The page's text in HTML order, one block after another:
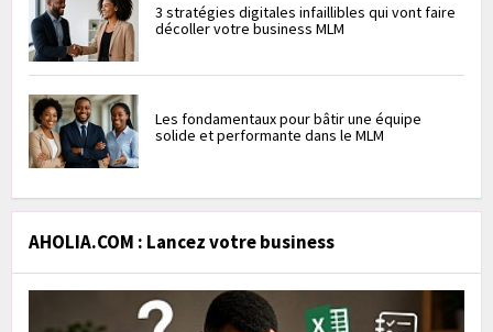
3 stratégies digitales infaillibles qui vont faire
décoller votre business MLM
Les fondamentaux pour bâtir une équipe
solide et performante dans le MLM
AHOLIA.COM : Lancez votre business